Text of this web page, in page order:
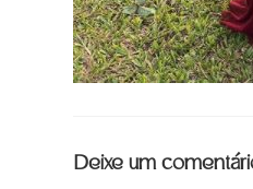
Deixe um